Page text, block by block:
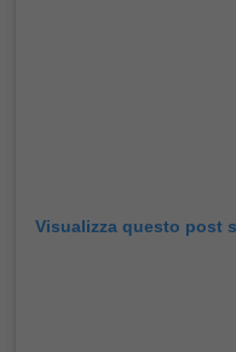
Visualizza questo post